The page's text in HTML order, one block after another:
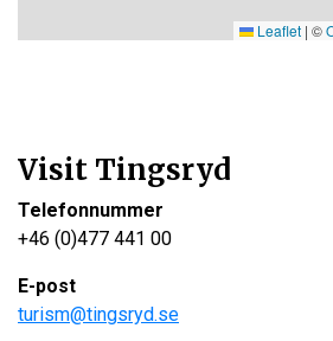
Leaflet | ©
Visit Tingsryd
Telefonnummer
+46 (0)477 441 00
E-post
turism@tingsryd.se